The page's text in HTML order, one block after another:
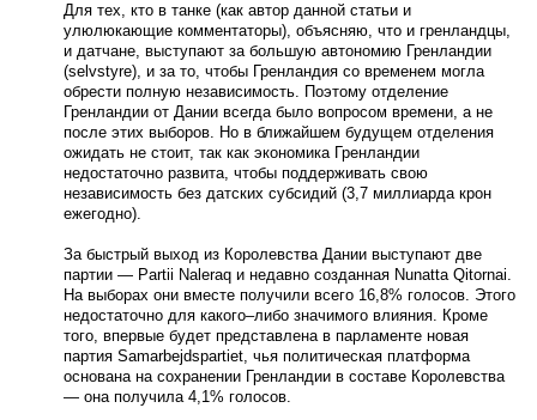
Для тех, кто в танке (как автор данной статьи и
улюлюкающие комментаторы), объясняю, что и гренландцы,
и датчане, выступают за большую автономию Гренландии
(selvstyre), и за то, чтобы Гренландия со временем могла
обрести полную независимость. Поэтому отделение
Гренландии от Дании всегда было вопросом времени, а не
после этих выборов. Но в ближайшем будущем отделения
ожидать не стоит, так как экономика Гренландии
недостаточно развита, чтобы поддерживать свою
независимость без датских субсидий (3,7 миллиарда крон
ежегодно).
За быстрый выход из Королевства Дании выступают две
партии — Partii Naleraq и недавно созданная Nunatta Qitornai.
На выборах они вместе получили всего 16,8% голосов. Этого
недостаточно для какого–либо значимого влияния. Кроме
того, впервые будет представлена в парламенте новая
партия Samarbejdspartiet, чья политическая платформа
основана на сохранении Гренландии в составе Королевства
— она получила 4,1% голосов.